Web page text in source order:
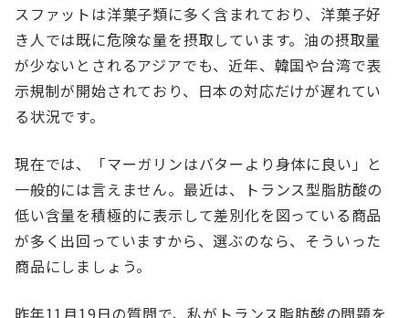
スファットは洋菓子類に多く含まれており、洋菓子好
き人では既に危険な量を摂取しています。油の摂取量
が少ないとされるアジアでも、近年、韓国や台湾で表
示規制が開始されており、日本の対応だけが遅れてい
る状況です。
現在では、「マーガリンはバターより身体に良い」と
一般的には言えません。最近は、トランス型脂肪酸の
低い含量を積極的に表示して差別化を図っている商品
が多く出回っていますから、選ぶのなら、そういった
商品にしましょう。
昨年11月19日の質問で、私がトランス脂肪酸の問題を